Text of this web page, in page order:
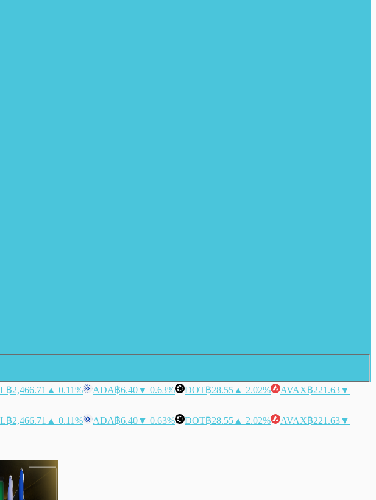
฿2,466.71 ▲ 0.11% ADA฿6.40▼ 0.63% DOT฿28.55 ▲ 2.02% AVAX฿221.63▼
฿2,466.71 ▲ 0.11% ADA฿6.40▼ 0.63% DOT฿28.55 ▲ 2.02% AVAX฿221.63▼